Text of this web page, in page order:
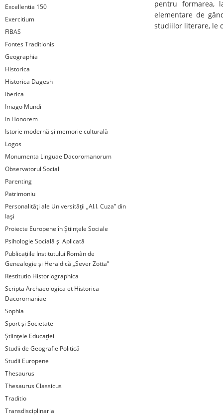
Excellentia 150
Exercitium
FIBAS
Fontes Traditionis
Geographia
Historica
Historica Dagesh
Iberica
Imago Mundi
In Honorem
Istorie modernă și memorie culturală
Logos
Monumenta Linguae Dacoromanorum
Observatorul Social
Parenting
Patrimoniu
Personalităţi ale Universităţii „Al.I. Cuza” din
Iaşi
Proiecte Europene în Ştiinţele Sociale
Psihologie Socială şi Aplicată
Publicațiile Institutului Român de
Genealogie și Heraldică „Sever Zotta”
Restitutio Historiographica
Scripta Archaeologica et Historica
Dacoromaniae
Sophia
Sport și Societate
Ştiinţele Educaţiei
Studii de Geografie Politică
Studii Europene
Thesaurus
Thesaurus Classicus
Traditio
Transdisciplinaria
pentru formarea,
elementare de
studiilor literare, le